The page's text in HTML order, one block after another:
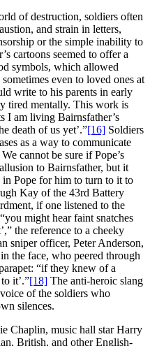
of destruction, soldiers often
and strain in letters,
or the simple inability to
cartoons seemed to offer a
symbols, which allowed
even to loved ones at
write to his parents in early
tired mentally. This work is
I am living Bairnsfather’s
of us yet’.”[16] Soldiers
as a way to communicate
cannot be sure if Pope’s
to Bairnsfather, but it
Pope for him to turn to it to
Kay of the 43rd Battery
if one listened to the
might hear faint snatches
the reference to a cheeky
sniper officer, Peter Anderson,
the face, who peered through
“if they knew of a
it’.”[18] The anti-heroic slang
of the soldiers who
silences.
Chaplin, music hall star Harry
British, and other English-